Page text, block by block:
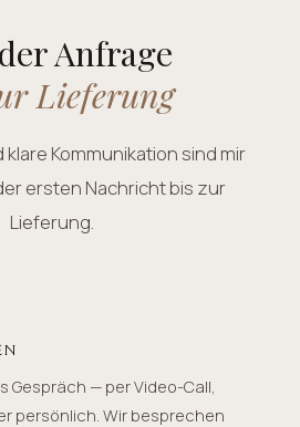
Anfrage
Lieferung
Kommunikation sind mir
ersten Nachricht bis zur
Lieferung.
Gespräch — per Video-Call,
persönlich. Wir besprechen